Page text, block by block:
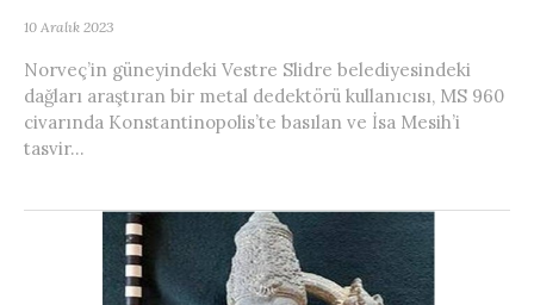
10 Aralık 2023
Norveç’in güneyindeki Vestre Slidre belediyesindeki
dağları araştıran bir metal dedektörü kullanıcısı, MS 960
civarında Konstantinopolis’te basılan ve İsa Mesih’i
tasvir...